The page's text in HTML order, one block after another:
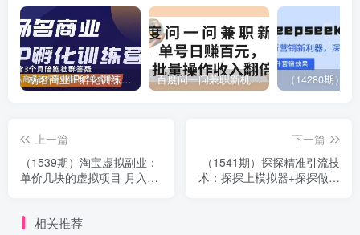
杨名商业IP孵化训练营，从商业到内容到转化一站式学 价值5980元 百度问一问兼职新机遇，单号日赚百元，批量操作收入翻倍
上一篇
（1539期）淘宝虚拟副业：
单价几块的虚拟项目 月入过
下一篇
（1541期）探探精准引流技
术：探探上模拟器+探探做号
相关推荐